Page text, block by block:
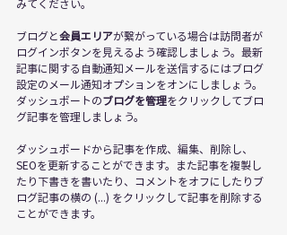
みてください。
ブログと会員エリアが繋がっている場合は訪問者が
ログインボタンを見えるよう確認しましょう。最新
記事に関する自動通知メールを送信するにはブログ
設定のメール通知オプションをオンにしましょう。
ダッシュボートのブログを管理をクリックしてブロ
グ記事を管理しましょう。
ダッシュボードから記事を作成、編集、削除し、
SEOを更新することができます。また記事を複製し
たり下書きを書いたり、コメントをオフにしたりブ
ログ記事の横の (...) をクリックして記事を削除する
ことができます。